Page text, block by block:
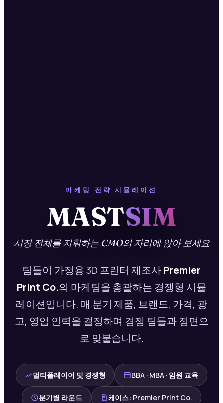
마케팅 전략 시뮬레이션
MASTSIM
시장 전체를 지휘하는 CMO의 자리에 앉아 보세요
팀들이 가정용 3D 프린터 제조사Premier
Print Co.의 마케팅을 총괄하는 경쟁형 시뮬
레이션입니다. 매 분기 제품, 브랜드, 가격, 광
고, 영업 인력을 결정하며 경쟁 팀들과 정면으
로 맞붙습니다.
멀티플레이어 및 경쟁형 BBA · MBA · 임원 교육
분기별 라운드 케이스: Premier Print Co.